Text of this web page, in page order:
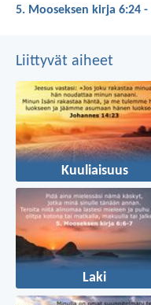
5. Mooseksen kirja 6:24 -
Liittyvät aiheet
Kuuliaisuus
Laki